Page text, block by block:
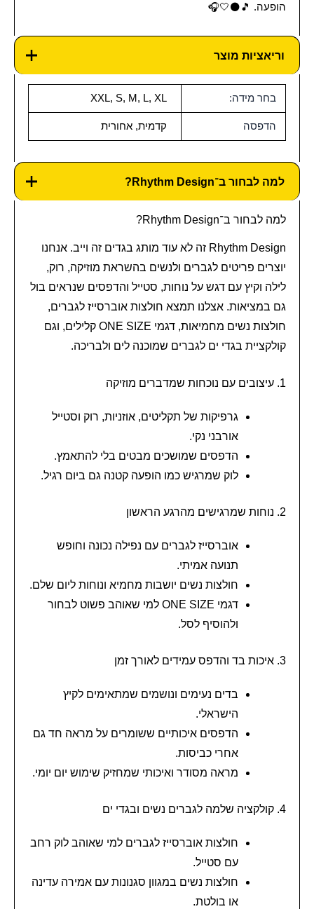
הופעה. 🎵⚫🤍🎧
וריאציות מוצר
בחר מידה: XXL, S, M, L, XL
הדפסה קדמית, אחורית
למה לבחור ב־Rhythm Design?
למה לבחור ב־Rhythm Design?
Rhythm Design זה לא עוד מותג בגדים זה וייב. אנחנו
יוצרים פריטים לגברים ולנשים בהשראת מוזיקה, רוק,
לילה וקיץ עם דגש על נוחות, סטייל והדפסים שנראים בול
גם במציאות. אצלנו תמצא חולצות אוברסייז לגברים,
חולצות נשים מחמיאות, דגמי ONE SIZE קלילים, וגם
קולקציית בגדי ים לגברים שמוכנה לים ולבריכה.
1. עיצובים עם נוכחות שמדברים מוזיקה
גרפיקות של תקליטים, אוזניות, רוק וסטייל
אורבני נקי.
הדפסים שמושכים מבטים בלי להתאמץ.
לוק שמרגיש כמו הופעה קטנה גם ביום רגיל.
2. נוחות שמרגישים מהרגע הראשון
אוברסייז לגברים עם נפילה נכונה וחופש
תנועה אמיתי.
חולצות נשים יושבות מחמיא ונוחות ליום שלם.
דגמי ONE SIZE למי שאוהב פשוט לבחור
ולהוסיף לסל.
3. איכות בד והדפס עמידים לאורך זמן
בדים נעימים ונושמים שמתאימים לקיץ
הישראלי.
הדפסים איכותיים ששומרים על מראה חד גם
אחרי כביסות.
מראה מסודר ואיכותי שמחזיק שימוש יום יומי.
4. קולקציה שלמה לגברים נשים ובגדי ים
חולצות אוברסייז לגברים למי שאוהב לוק רחב
עם סטייל.
חולצות נשים במגוון סגנונות עם אמירה עדינה
או בולטת.